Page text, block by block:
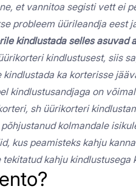
et vannitoa segisti vett ei
probleem üürileandja eest
kindlustada selles asuvad
kindlustusest, siis
kindlustada ka korterisse
kindlustusandjaga on
sh üürikorteri
kolmandale
kus peamisteks kahju
kahju kindlustusega